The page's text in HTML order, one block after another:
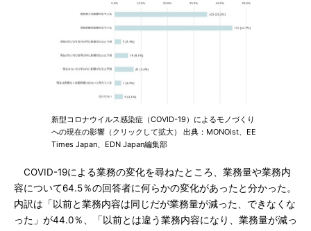
新型コロナウイルス感染症（COVID-19）によるモノづくり
への現在の影響（クリックして拡大） 出典：MONOist、EE
Times Japan、EDN Japan編集部
COVID-19による業務の変化を尋ねたところ、業務量や業務内
容について64.5％の回答者に何らかの変化があったと分かった。
内訳は「以前と業務内容は同じだが業務量が減った、できなくな
った」が44.0％、「以前とは違う業務内容になり、業務量が減っ